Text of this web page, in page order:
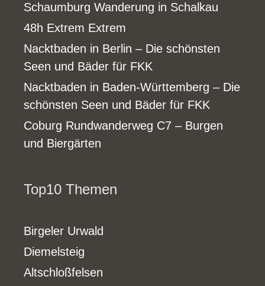
Schaumburg Wanderung in Schalkau
48h Extrem Extrem
Nacktbaden in Berlin – Die schönsten
Seen und Bäder für FKK
Nacktbaden in Baden-Württemberg – Die
schönsten Seen und Bäder für FKK
Coburg Rundwanderweg C7 – Burgen
und Biergärten
Top10 Themen
Birgeler Urwald
Diemelsteig
Altschloßfelsen